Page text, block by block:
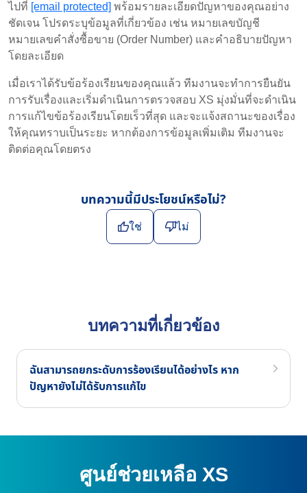
ไปที่ [email protected] พร้อมรายละเอียดปัญหาของคุณอย่าง
ชัดเจน โปรดระบุข้อมูลที่เกี่ยวข้อง เช่น หมายเลขบัญชี
หมายเลขคำสั่งซื้อขาย (Order Number) และคำอธิบายปัญหา
โดยละเอียด
เมื่อเราได้รับข้อร้องเรียนของคุณแล้ว ทีมงานจะทำการยืนยัน
การรับเรื่องและเริ่มดำเนินการตรวจสอบ XS มุ่งมั่นที่จะดำเนิน
การแก้ไขข้อร้องเรียนโดยเร็วที่สุด และจะแจ้งสถานะของเรื่อง
ให้คุณทราบเป็นระยะ หากต้องการข้อมูลเพิ่มเติม ทีมงานจะ
ติดต่อคุณโดยตรง
บทความนี้มีประโยชน์หรือไม่?
ใช่ ไม่
บทความที่เกี่ยวข้อง
ฉันสามารถยกระดับการร้องเรียนได้อย่างไร หาก
ปัญหายังไม่ได้รับการแก้ไข
ศูนย์ช่วยเหลือ XS